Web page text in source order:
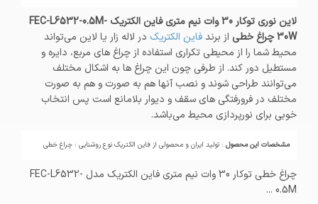
لاین نوری توکار 30 وات نیم متری فاین الکتریک FEC-L6532-0.5M-
30W چراغ خطی
از برندفاین الکتریک در لاله زار یا لاین می‌تواند
محیط شما را از محیطی تکراری استفاده از چراغ های مربع، دایره و
مستطیل دور کند. از طرفی چون این چراغ ها به اشکال مختلف
می‌توانند طراحی شوند و نصب آنها هم به صورت و هم به صورت
مختلف در فرورفتگی های سقف و دیوار بلامانع است پس انتخاب
خوبی برای نورپردازی محیط می‌باشد.
مشخصات این محصول : تولید ایران و محصولی از فاین الکتریک نوع روشنایی : چراغ خطی
چراغ خطی توکار 30 وات نیم متری فاین الکتریک مدل FEC-L6532-
0.5M ...